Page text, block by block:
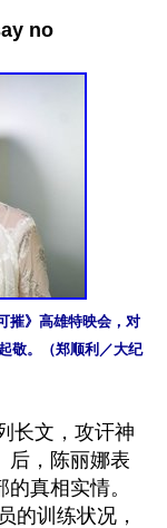
no
摧》高雄特映会，对
敬。（郑顺利／大纪
长文，攻讦神
后，陈丽娜表
真相实情。
的训练状况，